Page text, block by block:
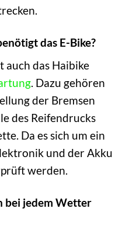
das E-Bike?
auch das Haibike
. Dazu gehören
der Bremsen
des Reifendrucks
Da es sich um ein
und der Akku
werden.
bei jedem Wetter